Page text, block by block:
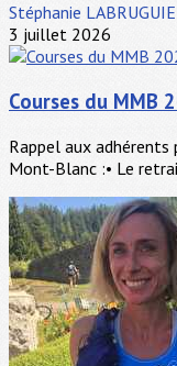
Stéphanie
3 juillet 2026
Courses du MMB
Rappel aux
Mont-Blanc :• Le